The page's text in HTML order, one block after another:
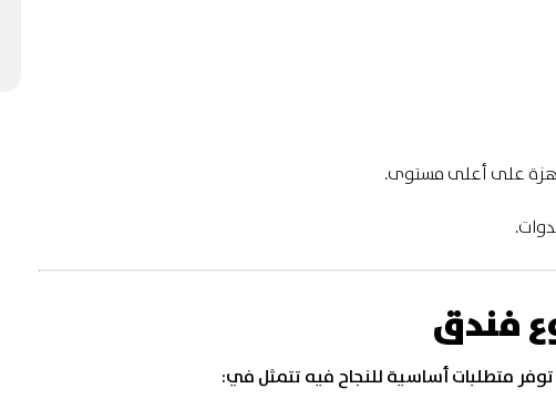
على أعلى مستوى.
فندق
متطلبات أساسية للنجاح فيه تتمثل في: